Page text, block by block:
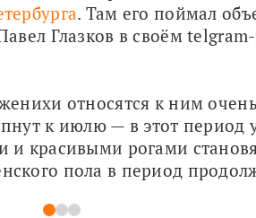
. Там его поймал
Глазков в своём
относятся к ним
к июлю — в этот период
красивыми рогами
пола в период
1 2 3